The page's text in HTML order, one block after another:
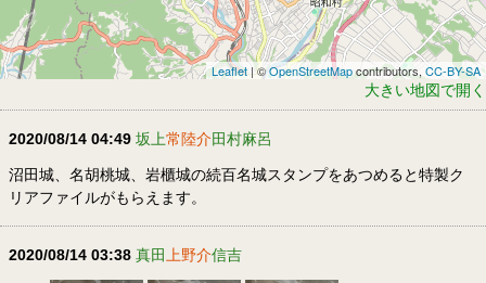
Leaflet| ©OpenStreetMapcontributors, CC-BY-SA
大きい地図で開く
2020/08/14 04:49 坂上常陸介田村麻呂
沼田城、名胡桃城、岩櫃城の続百名城スタンプをあつめると特製ク
リアファイルがもらえます。
2020/08/14 03:38 真田 上野介信吉